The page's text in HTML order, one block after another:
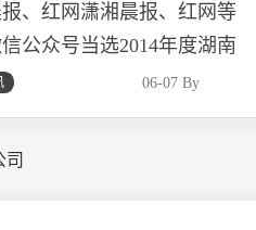
、红网潇湘晨报、红网等
公众号当选2014年度湖南
十强
06-07 By
司